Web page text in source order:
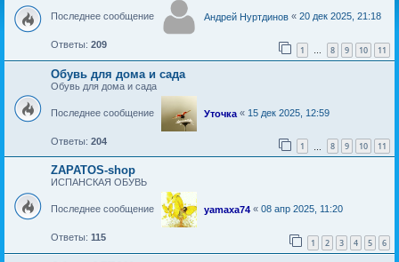
Последнее сообщение Андрей Нуртдинов « 20 дек 2025, 21:18
Ответы: 209 1 … 8 9 10 11
Обувь для дома и сада
Обувь для дома и сада
Последнее сообщение Уточка « 15 дек 2025, 12:59
Ответы: 204 1 8 9 10 11
ZAPATOS-shop
ИСПАНСКАЯ ОБУВЬ
Последнее сообщение yamaxa74 « 08 апр 2025, 11:20
Ответы: 115 1 2 3 4 5 6